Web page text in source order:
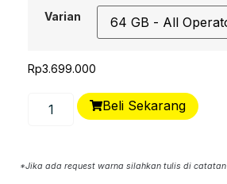
Varian
Rp3.699.000
Beli Sekarang
*Jika ada request warna silahkan tulis di